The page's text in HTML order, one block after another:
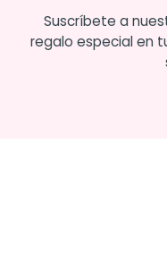
Suscríbete a
regalo especial en